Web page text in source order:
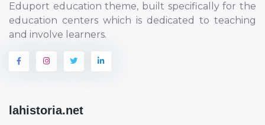
Eduport education theme, built specifically for the
education centers which is dedicated to teaching
and involve learners.
lahistoria.net